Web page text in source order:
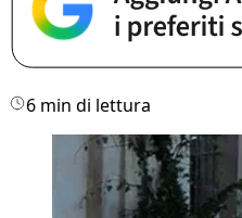
6 min di lettura